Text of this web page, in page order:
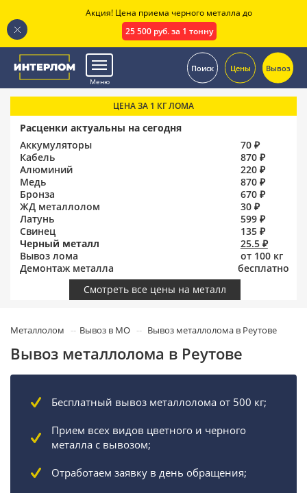
Меню
Поиск Цены Вывоз
ЦЕНА ЗА 1 КГ ЛОМА
Расценки актуальны на сегодня
Аккумуляторы
70 ₽
Кабель
870 ₽
Алюминий
220 ₽
Медь
870 ₽
Бронза
670 ₽
ЖД металлолом
30 ₽
Латунь
599 ₽
Свинец
135 ₽
Черный металл
25.5 ₽
Вывоз лома
от 100 кг
Демонтаж металла
бесплатно
Смотреть все цены на металл
Металлолом Вывоз в МО Вывоз металлолома в Реутове
Вывоз металлолома в Реутове
Бесплатный вывоз металлолома от 500 кг;
Прием всех видов цветного и черного
металла с вывозом;
Отработаем заявку в день обращения;
Акция! Цена приема черного металла до
25 500 руб. за 1 тонну
.